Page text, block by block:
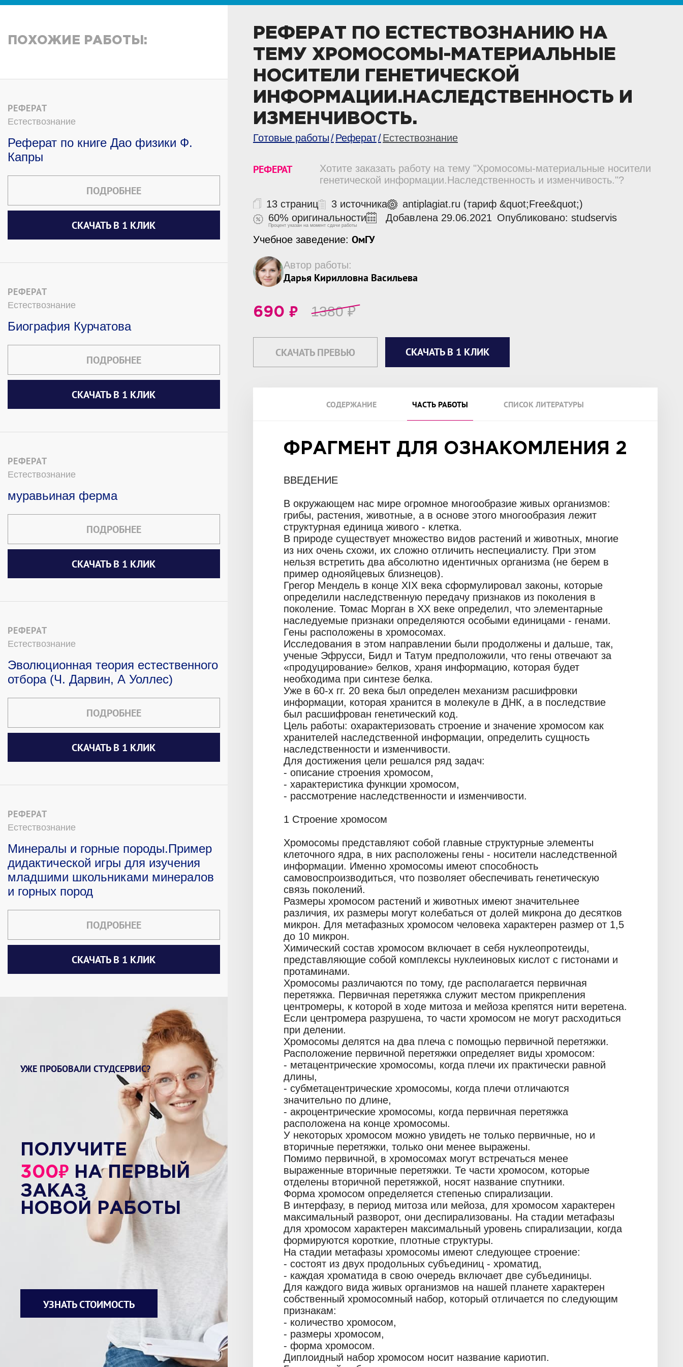
ПОХОЖИЕ РАБОТЫ:
РЕФЕРАТ
Естествознание
Реферат по книге Дао физики Ф.
Капры
ПОДРОБНЕЕ
СКАЧАТЬ В 1 КЛИК
РЕФЕРАТ
Естествознание
Биография Курчатова
ПОДРОБНЕЕ
СКАЧАТЬ В 1 КЛИК
РЕФЕРАТ
Естествознание
муравьиная ферма
ПОДРОБНЕЕ
СКАЧАТЬ В 1 КЛИК
РЕФЕРАТ
Естествознание
Эволюционная теория естественного
отбора (Ч. Дарвин, А Уоллес)
ПОДРОБНЕЕ
СКАЧАТЬ В 1 КЛИК
РЕФЕРАТ
Естествознание
Минералы и горные породы.Пример
дидактической игры для изучения
младшими школьниками минералов
и горных пород
ПОДРОБНЕЕ
СКАЧАТЬ В 1 КЛИК
УЖЕ ПРОБОВАЛИ СТУДСЕРВИС?
ПОЛУЧИТЕ
300₽ НА ПЕРВЫЙ
ЗАКАЗ
НОВОЙ РАБОТЫ
УЗНАТЬ СТОИМОСТЬ
РЕФЕРАТ ПО ЕСТЕСТВОЗНАНИЮ НА
ТЕМУ ХРОМОСОМЫ-МАТЕРИАЛЬНЫЕ
НОСИТЕЛИ ГЕНЕТИЧЕСКОЙ
ИНФОРМАЦИИ.НАСЛЕДСТВЕННОСТЬ И
ИЗМЕНЧИВОСТЬ.
Готовые работы Реферат Естествознание
РЕФЕРАТ
Хотите заказать работу на тему "Хромосомы-материальные носители
генетической информации.Наследственность и изменчивость."?
13 страниц 3 источника
antiplagiat.ru (тариф &quot;Free&quot;)
60% оригинальности
Процент указан на момент сдачи работы
Добавлена 29.06.2021 Опубликовано: studservis
Учебное заведение: ОмГУ
Автор работы:
Дарья Кирилловна Васильева
690 ₽ 1380₽
СКАЧАТЬ ПРЕВЬЮ СКАЧАТЬ В 1 КЛИК
СОДЕРЖАНИЕ ЧАСТЬ РАБОТЫ СПИСОК ЛИТЕРАТУРЫ
ФРАГМЕНТ ДЛЯ ОЗНАКОМЛЕНИЯ 2
ВВЕДЕНИЕ
В окружающем нас мире огромное многообразие живых организмов:
грибы, растения, животные, а в основе этого многообразия лежит
структурная единица живого - клетка.
В природе существует множество видов растений и животных, многие
из них очень схожи, их сложно отличить неспециалисту. При этом
нельзя встретить два абсолютно идентичных организма (не берем в
пример однояйцевых близнецов).
Грегор Мендель в конце XIX века сформулировал законы, которые
определили наследственную передачу признаков из поколения в
поколение. Томас Морган в ХХ веке определил, что элементарные
наследуемые признаки определяются особыми единицами - генами.
Гены расположены в хромосомах.
Исследования в этом направлении были продолжены и дальше, так,
ученые Эфрусси, Бидл и Татум предположили, что гены отвечают за
«продуцирование» белков, храня информацию, которая будет
необходима при синтезе белка.
Уже в 60-х гг. 20 века был определен механизм расшифровки
информации, которая хранится в молекуле в ДНК, а в последствие
был расшифрован генетический код.
Цель работы: охарактеризовать строение и значение хромосом как
хранителей наследственной информации, определить сущность
наследственности и изменчивости.
Для достижения цели решался ряд задач:
- описание строения хромосом,
- характеристика функции хромосом,
- рассмотрение наследственности и изменчивости.
1 Строение хромосом
Хромосомы представляют собой главные структурные элементы
клеточного ядра, в них расположены гены - носители наследственной
информации. Именно хромосомы имеют способность
самовоспроизводиться, что позволяет обеспечивать генетическую
связь поколений.
Размеры хромосом растений и животных имеют значительнее
различия, их размеры могут колебаться от долей микрона до десятков
микрон. Для метафазных хромосом человека характерен размер от 1,5
до 10 микрон.
Химический состав хромосом включает в себя нуклеопротеиды,
представляющие собой комплексы нуклеиновых кислот с гистонами и
протаминами.
Хромосомы различаются по тому, где располагается первичная
перетяжка. Первичная перетяжка служит местом прикрепления
центромеры, к которой в ходе митоза и мейоза крепятся нити веретена.
Если центромера разрушена, то части хромосом не могут расходиться
при делении.
Хромосомы делятся на два плеча с помощью первичной перетяжки.
Расположение первичной перетяжки определяет виды хромосом:
- метацентрические хромосомы, когда плечи их практически равной
длины,
- субметацентрические хромосомы, когда плечи отличаются
значительно по длине,
- акроцентрические хромосомы, когда первичная перетяжка
расположена на конце хромосомы.
У некоторых хромосом можно увидеть не только первичные, но и
вторичные перетяжки, только они менее выражены.
Помимо первичной, в хромосомах могут встречаться менее
выраженные вторичные перетяжки. Те части хромосом, которые
отделены вторичной перетяжкой, носят название спутники.
Форма хромосом определяется степенью спирализации.
В интерфазу, в период митоза или мейоза, для хромосом характерен
максимальный разворот, они деспирализованы. На стадии метафазы
для хромосом характерен максимальный уровень спирализации, когда
формируются короткие, плотные структуры.
На стадии метафазы хромосомы имеют следующее строение:
- состоят из двух продольных субъединиц - хроматид,
- каждая хроматида в свою очередь включает две субъединицы.
Для каждого вида живых организмов на нашей планете характерен
собственный хромосомный набор, который отличается по следующим
признакам:
- количество хромосом,
- размеры хромосом,
- форма хромосом.
Диплоидный набор хромосом носит название кариотип.